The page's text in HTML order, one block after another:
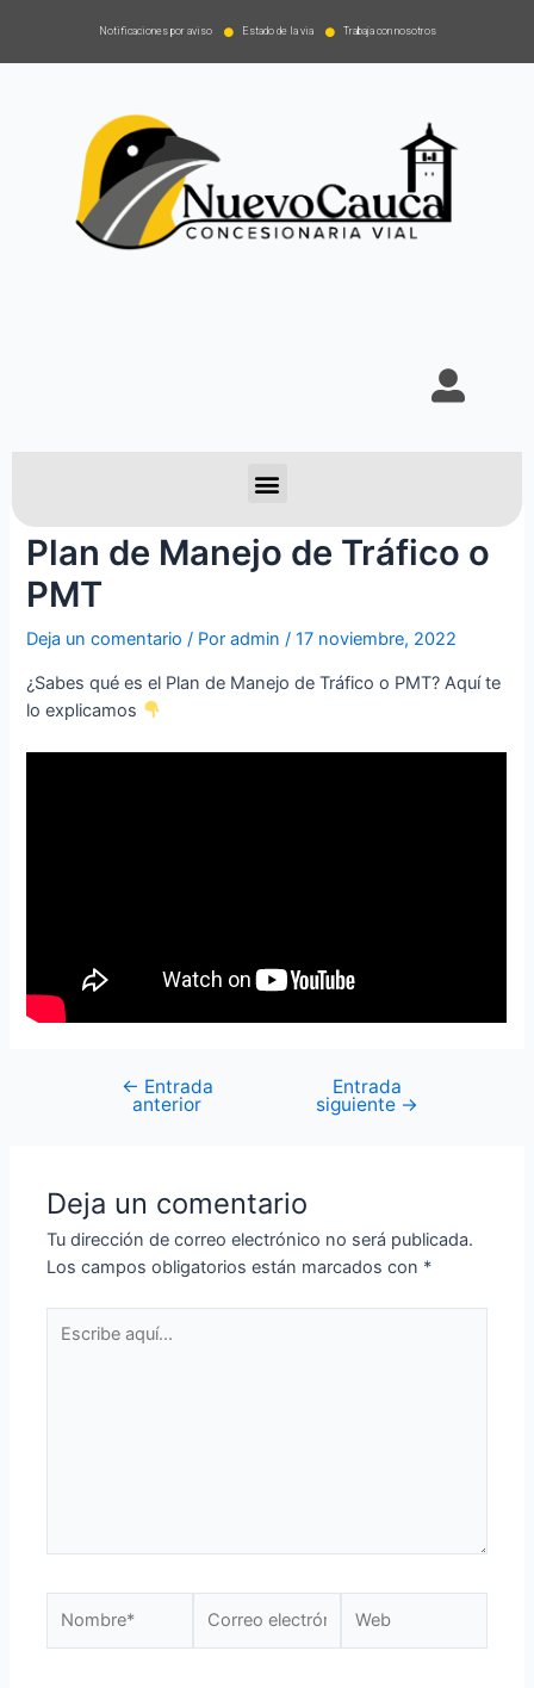
Notificaciones por aviso Estado de la via Trabaja con nosotros
Plan de Manejo de Tráfico o
PMT
Deja un comentario / Poradmin /17 noviembre, 2022
¿Sabes qué es el Plan de Manejo de Tráfico o PMT? Aquí te
lo explicamos
← Entrada
anterior
Entrada
siguiente →
Deja un comentario
Tu dirección de correo electrónico no será publicada.
Los campos obligatorios están marcados con *